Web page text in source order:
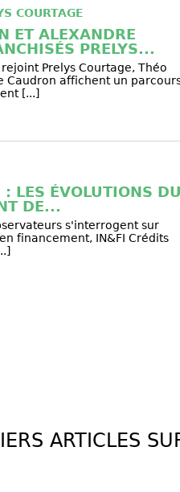
COURTAGE
ET ALEXANDRE
PRELYS...
Prelys Courtage, Théo
Caudron affichent un
[...]
LES ÉVOLUTIONS DU
DE...
s'interrogent sur
financement, IN&FI Crédits
ARTICLES